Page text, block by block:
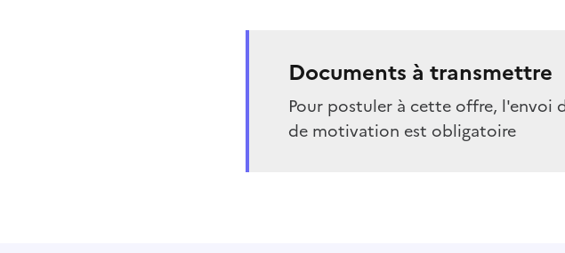
Documents à transmettre
Pour postuler à cette offre, l'envoi
de motivation est obligatoire